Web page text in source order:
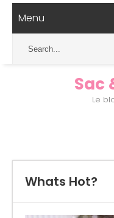
Menu
Sac
Le
Whats Hot?